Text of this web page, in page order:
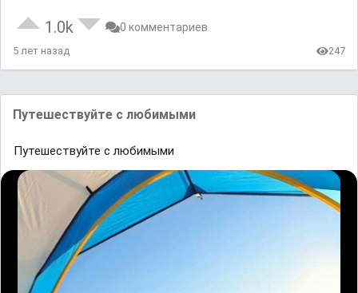
1.0k 0 комментариев
5 лет назад 247
Путешествуйте с любимыми
Путешествуйте с любимыми